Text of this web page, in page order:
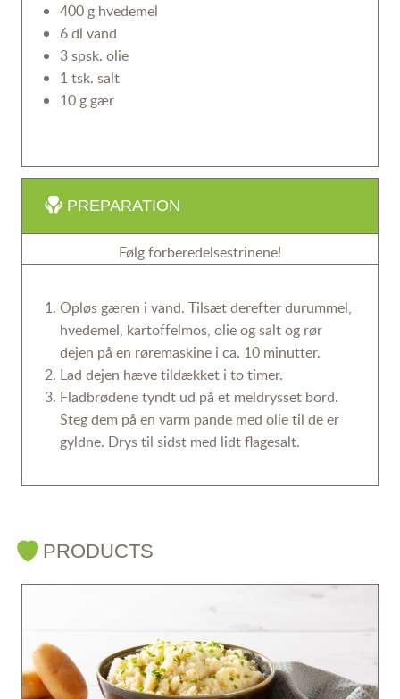
400 g hvedemel
6 dl vand
3 spsk. olie
1 tsk. salt
10 g gær
PREPARATION
Følg forberedelsestrinene!
Opløs gæren i vand. Tilsæt derefter durummel,
hvedemel, kartoffelmos, olie og salt og rør
dejen på en røremaskine i ca. 10 minutter.
Lad dejen hæve tildækket i to timer.
Fladbrødene tyndt ud på et meldrysset bord.
Steg dem på en varm pande med olie til de er
gyldne. Drys til sidst med lidt flagesalt.
PRODUCTS